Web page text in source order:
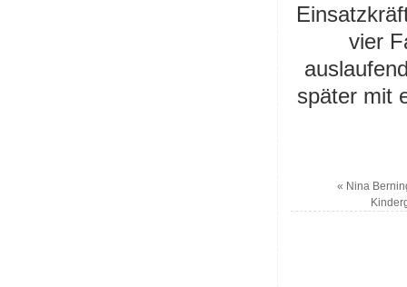
vier
später mit
« Nina